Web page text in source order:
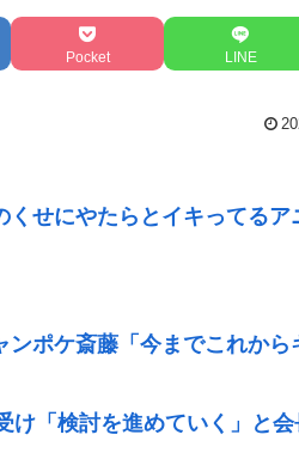
Pocket LINE
くせにやたらとイキってるア
ポケ斎藤「今までこれから
け「検討を進めていく」と会